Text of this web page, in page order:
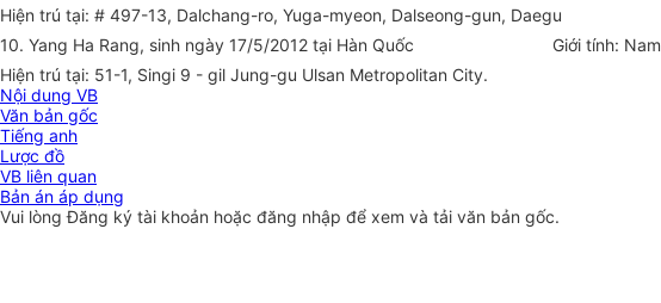
Hiện trú tại: # 497-13, Dalchang-ro, Yuga-myeon, Dalseong-gun, Daegu
10. Yang Ha Rang, sinh ngày 17/5/2012 tại Hàn Quốc Giới tính: Nam
Hiện trú tại: 51-1, Singi 9 - gil Jung-gu Ulsan Metropolitan City.
Nội dung VB
Văn bản gốc
Tiếng anh
Lược đồ
VB liên quan
Bản án áp dụng
Vui lòngĐăng ký tài khoản hoặc đăng nhập để xem và tải văn bản gốc.